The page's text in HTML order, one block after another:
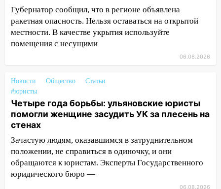
06:00 Четыре года борьбы: ульяновские
юристы помогли женщине засудить УК
за плесень на стенах
05:00 Кому 6 августа звезды сулят
05.08.2026
22:58
Соцсети: на проспекте Тюленева
ДТП с мотоциклистом
20:22
жительницу Ульяновской области
19:14 Житель Ульяновской области
подвез троих незнакомцев на трассе и
заработал уголовное дело
Губернатор сообщил, что в регионе объявлена
ракетная опасность. Нельзя оставаться на открытой
местности. В качестве укрытия используйте
помещения с несущими
06.08.2026
Новости Общество
Статьи
#юристы
Четыре года борьбы: ульяновские юристы
помогли женщине засудить УК за плесень на
стенах
Зачастую людям, оказавшимся в затруднительном
положении, не справиться в одиночку, и они
обращаются к юристам. Эксперты Государственного
юридического бюро —
06.08.2026